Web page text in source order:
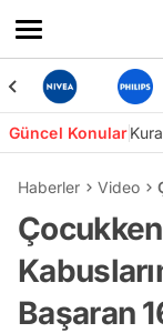
Güncel Konular
Haberler Video
Başaran